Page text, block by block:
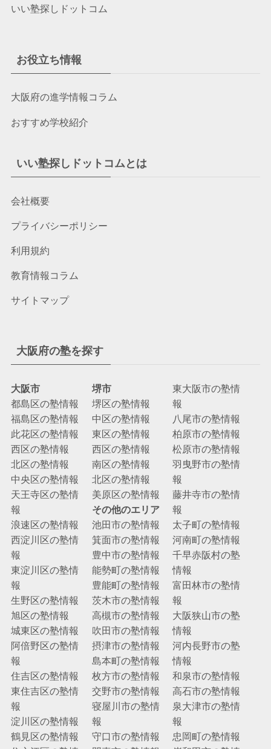
いい塾探しドットコム
お役立ち情報
大阪府の進学情報コラム
おすすめ学校紹介
いい塾探しドットコムとは
会社概要
プライバシーポリシー
利用規約
教育情報コラム
サイトマップ
大阪府の塾を探す
大阪市
都島区の塾情報
福島区の塾情報
此花区の塾情報
西区の塾情報
北区の塾情報
中央区の塾情報
天王寺区の塾情
報
浪速区の塾情報
西淀川区の塾情
報
東淀川区の塾情
報
生野区の塾情報
旭区の塾情報
城東区の塾情報
阿倍野区の塾情
報
住吉区の塾情報
東住吉区の塾情
報
淀川区の塾情報
鶴見区の塾情報
堺市
堺区の塾情報
中区の塾情報
東区の塾情報
西区の塾情報
南区の塾情報
北区の塾情報
美原区の塾情報
その他のエリア
池田市の塾情報
箕面市の塾情報
豊中市の塾情報
能勢町の塾情報
豊能町の塾情報
茨木市の塾情報
高槻市の塾情報
吹田市の塾情報
摂津市の塾情報
島本町の塾情報
枚方市の塾情報
交野市の塾情報
寝屋川市の塾情
報
守口市の塾情報
東大阪市の塾情
報
八尾市の塾情報
柏原市の塾情報
松原市の塾情報
羽曳野市の塾情
報
藤井寺市の塾情
報
太子町の塾情報
河南町の塾情報
千早赤阪村の塾
情報
富田林市の塾情
報
大阪狭山市の塾
情報
河内長野市の塾
情報
和泉市の塾情報
高石市の塾情報
泉大津市の塾情
報
忠岡町の塾情報